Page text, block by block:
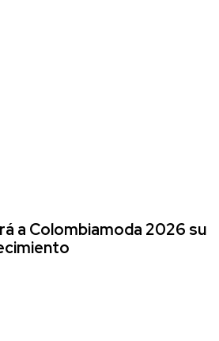
a Colombiamoda 2026 su